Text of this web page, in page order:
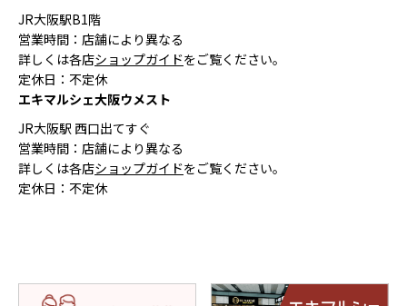
JR大阪駅B1階
営業時間：店舗により異なる
詳しくは各店ショップガイドをご覧ください。
定休日：不定休
エキマルシェ大阪ウメスト
JR大阪駅 西口出てすぐ
営業時間：店舗により異なる
詳しくは各店ショップガイドをご覧ください。
定休日：不定休